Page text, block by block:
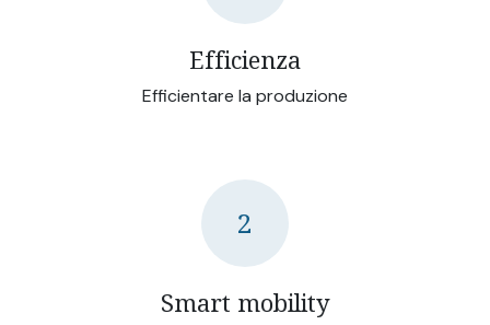
Efficienza
Efficientare la produzione
2
Smart mobility